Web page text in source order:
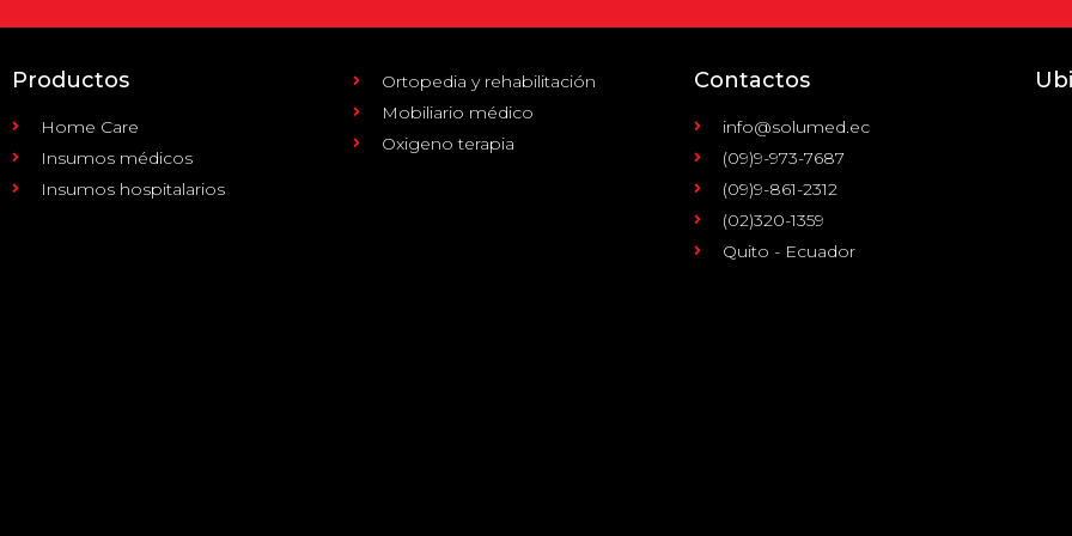
Productos
Home Care
Insumos médicos
Insumos hospitalarios
Ortopedia y rehabilitación
Mobiliario médico
Oxigeno terapia
Contactos
info@solumed.ec
(09)9-973-7687
(09)9-861-2312
(02)320-1359
Quito - Ecuador